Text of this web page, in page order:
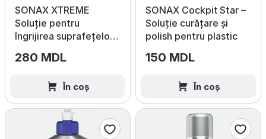
SONAX XTREME
Soluție pentru
îngrijirea suprafețelor
250 ml
280 MDL
În coș
SONAX Cockpit Star –
Soluție curățare și
polish pentru plastic
150 MDL
În coș